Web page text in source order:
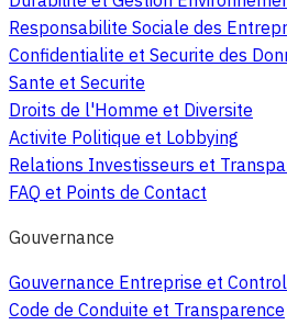
Responsabilite Sociale des
Confidentialite et Securite des
Sante et Securite
Droits de l'Homme et Diversite
Activite Politique et Lobbying
Relations Investisseurs et
FAQ et Points de Contact
Gouvernance
Gouvernance Entreprise et
Code de Conduite et Transparence